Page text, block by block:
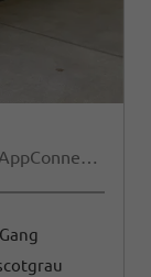
95PS Climatronic+Sitzheiz+PDCvohi+AppConnect+Side+TravelAssist+ACC